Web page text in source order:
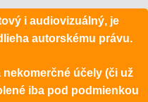
i audiovizuálný, je
autorskému právu.
účely (či už
iba pod podmienkou